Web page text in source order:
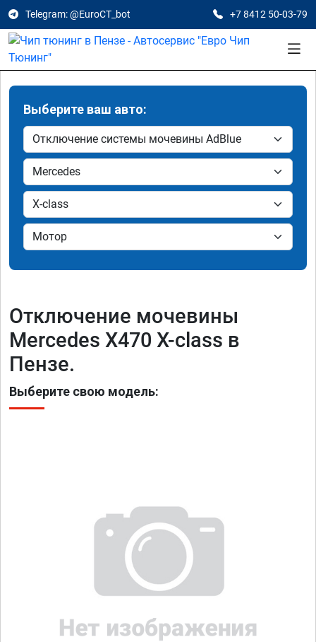
Telegram: @EuroCT_bot +7 8412 50-03-79
Выберите ваш авто:
Отключение мочевины
Mercedes X470 X-class в
Пензе.
Выберите свою модель: